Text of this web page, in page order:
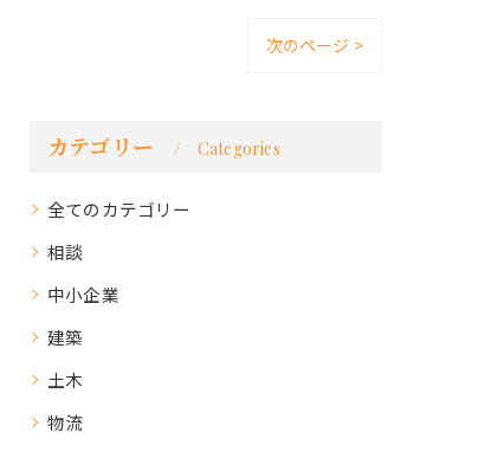
次のページ >
カテゴリー Categories
全てのカテゴリー
相談
中小企業
建築
土木
物流